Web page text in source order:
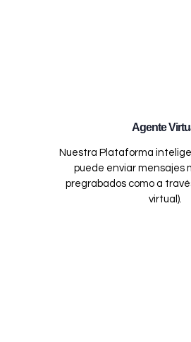
Agente
Nuestra Plataforma
puede enviar mensajes
pregrabados como a
virtual).